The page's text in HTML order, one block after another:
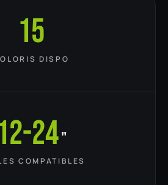
15
DISPO
24"
COMPATIBLES